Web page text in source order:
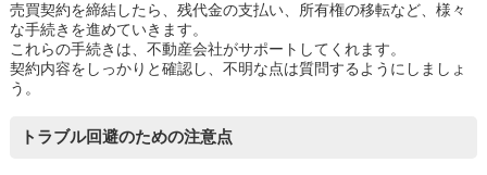
売買契約を締結したら、残代金の支払い、所有権の移転など、様々
な手続きを進めていきます。
これらの手続きは、不動産会社がサポートしてくれます。
契約内容をしっかりと確認し、不明な点は質問するようにしましょ
う。
トラブル回避のための注意点